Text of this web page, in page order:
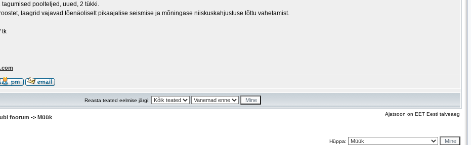
tagumised poolteljed, uued, 2 tükki.
laagrid vajavad tõenäoliselt pikaajalise seismise ja mõningase niiskuskahjustuse tõttu vahetamist.
tk
Reasta teated eelmise järgi:
foorum -> Müük
Ajatsoon on EET Eesti talveaeg
Hüppa: